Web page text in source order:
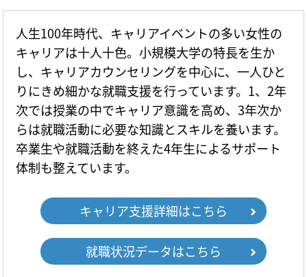
人生100年時代、キャリアイベントの多い女性の
キャリアは十人十色。小規模大学の特長を生か
し、キャリアカウンセリングを中心に、一人ひと
りにきめ細かな就職支援を行っています。1、2年
次では授業の中でキャリア意識を高め、3年次か
らは就職活動に必要な知識とスキルを養います。
卒業生や就職活動を終えた4年生によるサポート
体制も整えています。
キャリア支援詳細はこちら
就職状況データはこちら